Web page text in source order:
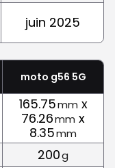
juin 2025
moto g56 5G
165.75mm x
76.26mm x
8.35mm
200g